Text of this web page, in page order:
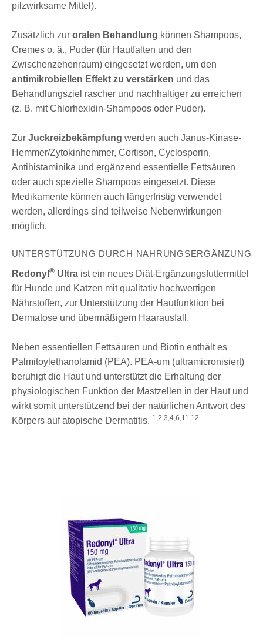
pilzwirksame Mittel).
Zusätzlich zur oralen Behandlung können Shampoos,
Cremes o. ä., Puder (für Hautfalten und den
Zwischenzehenraum) eingesetzt werden, um den
antimikrobiellen Effekt zu verstärken und das
Behandlungsziel rascher und nachhaltiger zu erreichen
(z. B. mit Chlorhexidin-Shampoos oder Puder).
Zur Juckreizbekämpfung werden auch Janus-Kinase-
Hemmer/Zytokinhemmer, Cortison, Cyclosporin,
Antihistaminika und ergänzend essentielle Fettsäuren
oder auch spezielle Shampoos eingesetzt. Diese
Medikamente können auch längerfristig verwendet
werden, allerdings sind teilweise Nebenwirkungen
möglich.
UNTERSTÜTZUNG DURCH NAHRUNGSERGÄNZUNG
Redonyl ®Ultraist ein neues Diät-Ergänzungsfuttermittel
für Hunde und Katzen mit qualitativ hochwertigen
Nährstoffen, zur Unterstützung der Hautfunktion bei
Dermatose und übermäßigem Haarausfall.
Neben essentiellen Fettsäuren und Biotin enthält es
Palmitoylethanolamid (PEA). PEA-um (ultramicronisiert)
beruhigt die Haut und unterstützt die Erhaltung der
physiologischen Funktion der Mastzellen in der Haut und
wirkt somit unterstützend bei der natürlichen Antwort des
Körpers auf atopische Dermatitis. 1,2,3,4,6,11,12